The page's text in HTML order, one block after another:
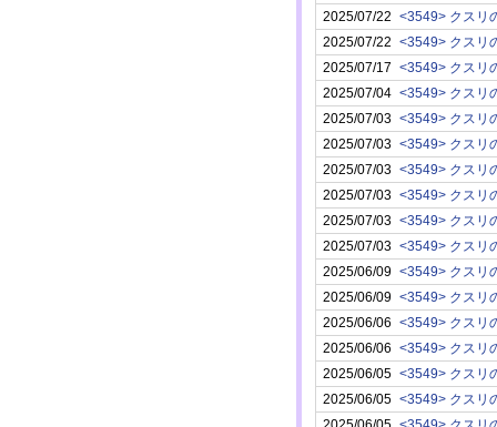
2025/07/22
2025/07/22
2025/07/17
2025/07/04
2025/07/03
2025/07/03
2025/07/03
2025/07/03
2025/07/03
2025/07/03
2025/06/09
2025/06/09
2025/06/06
2025/06/06
2025/06/05
2025/06/05